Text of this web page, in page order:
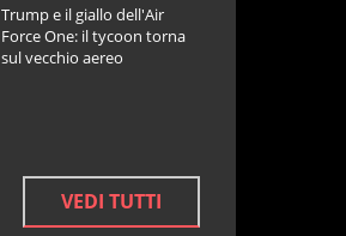
Trump e il giallo dell'Air
Force One: il tycoon torna
sul vecchio aereo
VEDI TUTTI